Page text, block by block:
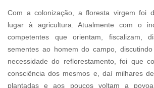
Com a colonização, a floresta virgem foi
lugar à agricultura. Atualmente com o
competentes que orientam, fiscalizam,
sementes ao homem do campo,
necessidade do reflorestamento, foi que
consciência dos mesmos e, daí milhares
plantadas e aos poucos voltam a